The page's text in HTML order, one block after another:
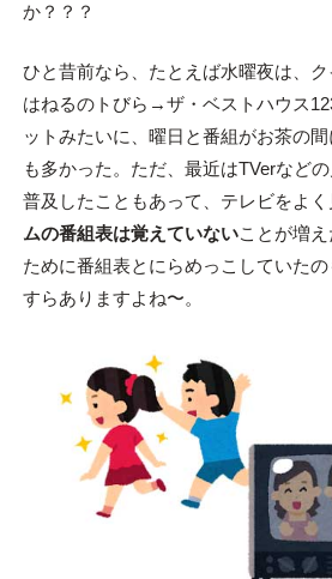
か？？？
ひと昔前なら、たとえば水曜夜は、
はねるのトびら→ザ・ベストハウス
ットみたいに、曜日と番組がお茶の
も多かった。ただ、最近はTVerなど
普及したこともあって、テレビをよく
ムの番組表は覚えていないことが増
ために番組表とにらめっこしていた
すらありますよね〜。